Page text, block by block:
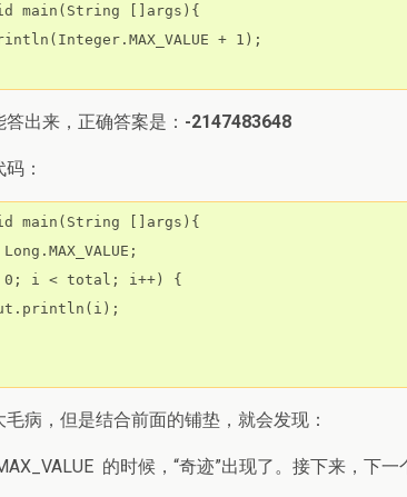
main(String []args){
+ 1);
出来，正确答案是： -2147483648
：
main(String []args){
i < total; i++) {
病，但是结合前面的铺垫，就会发现：
的时候，“奇迹”出现了。接下来，下一